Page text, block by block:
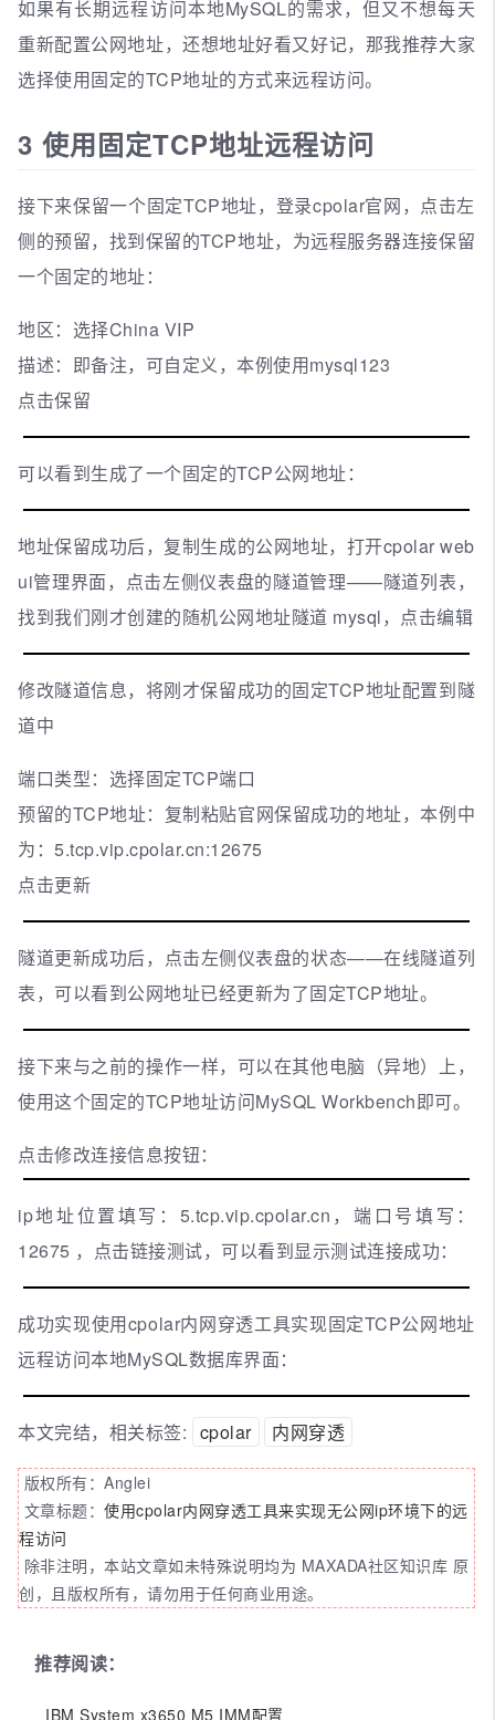
如果有长期远程访问本地MySQL的需求，但又不想每天
重新配置公网地址，还想地址好看又好记，那我推荐大家
选择使用固定的TCP地址的方式来远程访问。
3 使用固定TCP地址远程访问
接下来保留一个固定TCP地址，登录cpolar官网，点击左
侧的预留，找到保留的TCP地址，为远程服务器连接保留
一个固定的地址：
地区：选择China VIP
描述：即备注，可自定义，本例使用mysql123
点击保留
可以看到生成了一个固定的TCP公网地址：
地址保留成功后，复制生成的公网地址，打开cpolar web
ui管理界面，点击左侧仪表盘的隧道管理——隧道列表，
找到我们刚才创建的随机公网地址隧道 mysql，点击编辑
修改隧道信息，将刚才保留成功的固定TCP地址配置到隧
道中
端口类型：选择固定TCP端口
预留的TCP地址：复制粘贴官网保留成功的地址，本例中
为：5.tcp.vip.cpolar.cn:12675
点击更新
隧道更新成功后，点击左侧仪表盘的状态——在线隧道列
表，可以看到公网地址已经更新为了固定TCP地址。
接下来与之前的操作一样，可以在其他电脑（异地）上，
使用这个固定的TCP地址访问MySQL Workbench即可。
点击修改连接信息按钮：
ip地址位置填写：5.tcp.vip.cpolar.cn，端口号填写：
12675 ，点击链接测试，可以看到显示测试连接成功：
成功实现使用cpolar内网穿透工具实现固定TCP公网地址
远程访问本地MySQL数据库界面：
本文完结，相关标签: cpolar 内网穿透
版权所有：Anglei
文章标题： 使用cpolar内网穿透工具来实现无公网ip环境下的远
程访问
除非注明，本站文章如未特殊说明均为 MAXADA社区知识库 原
创，且版权所有，请勿用于任何商业用途。
推荐阅读：
IBM System x3650 M5 IMM配置